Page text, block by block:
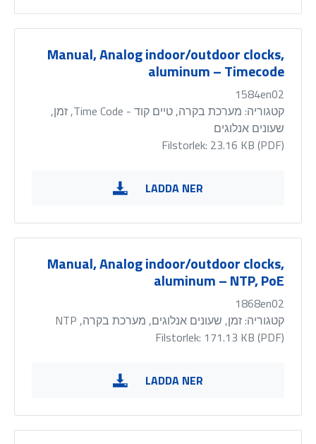
Manual, Analog indoor/outdoor clocks,
aluminum – Timecode
1584en02
קטגוריה:
מערכת בקרה, טיים קוד - Time Code, זמן,
שעונים אנלוגים
Filstorlek: 23.16 KB (PDF)
LADDA NER
Manual, Analog indoor/outdoor clocks,
aluminum – NTP, PoE
1868en02
קטגוריה:זמן, שעונים אנלוגים, מערכת בקרה, NTP
Filstorlek: 171.13 KB (PDF)
LADDA NER